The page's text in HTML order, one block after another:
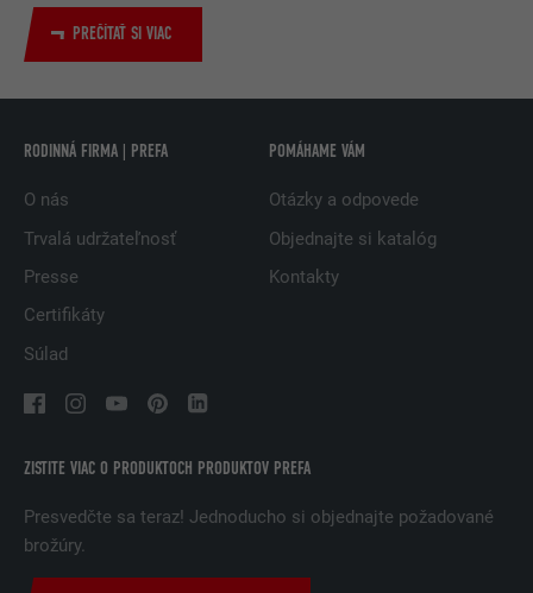
PREČÍTAŤ SI VIAC
ZISTITE VIAC O PRODUKTOCH PRODUKTOV PREFA
Presvedčte sa teraz! Jednoducho si objednajte požadované
brožúry.
RODINNÁ FIRMA | PREFA
O nás
Trvalá udržateľnosť
Presse
Certifikáty
Súlad
POMÁHAME VÁM
Otázky a odpovede
Objednajte si katalóg
Kontakty
relevantná reklama v súlade s ich
NÁZOV
DOBA TRVANIA
ÚČEL
LinkedIn na sledovanie používania
POSKYTOVATEĽ